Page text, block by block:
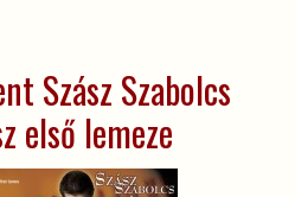
Szász Szabolcs
első lemeze